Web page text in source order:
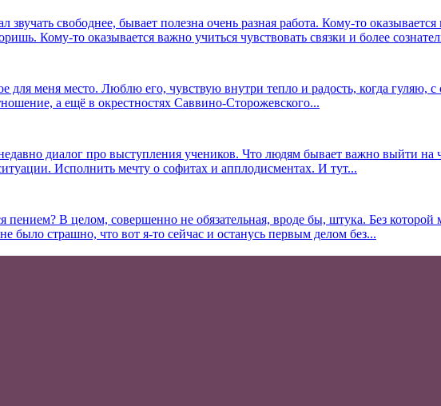
звучать свободнее, бывает полезна очень разная работа. Кому-то
Кому-то оказывается важно учиться чувствовать связки и более
для меня место. Люблю его, чувствую внутри тепло и радость, когда гуляю, с
а ещё в окрестностях Саввино-Сторожевского...
диалог про выступления учеников. Что людям бывает важно выйти на
Исполнить мечту о софитах и апплодисментах. И тут...
пением? В целом, совершенно не обязательная, вроде бы, штука. Без
страшно, что вот я-то сейчас и останусь первым делом без...